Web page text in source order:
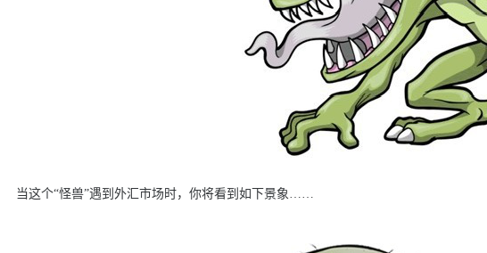
当这个“怪兽”遇到外汇市场时，你将看到如下景象……